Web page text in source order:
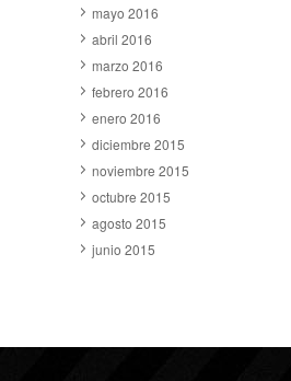
mayo 2016
abril 2016
marzo 2016
febrero 2016
enero 2016
diciembre 2015
noviembre 2015
octubre 2015
agosto 2015
junio 2015